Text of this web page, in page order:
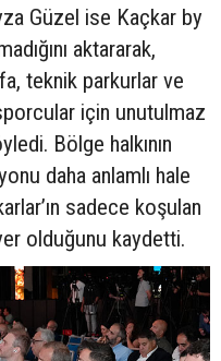
Güzel ise Kaçkar by
aktararak,
teknik parkurlar ve
için unutulmaz
Bölge halkının
daha anlamlı hale
sadece koşulan
olduğunu kaydetti.